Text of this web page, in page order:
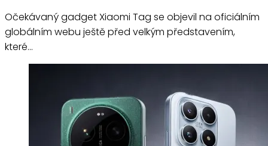
Očekávaný gadget Xiaomi Tag se objevil na oficiálním
globálním webu ještě před velkým představením,
které…